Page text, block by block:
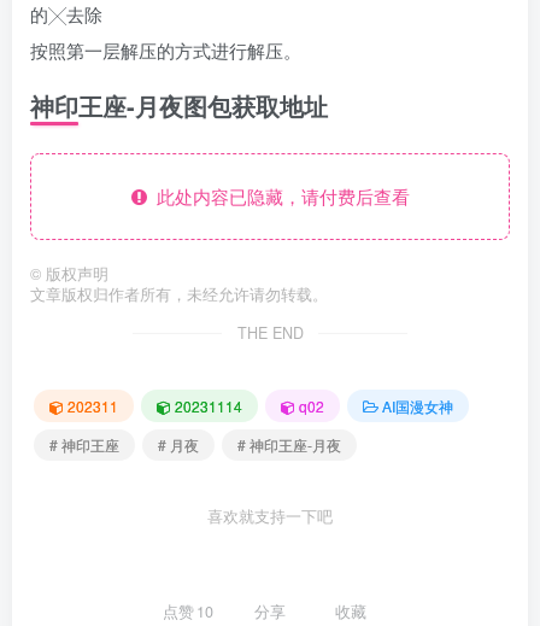
的╳去除
按照第一层解压的方式进行解压。
神印王座-月夜图包获取地址
此处内容已隐藏，请付费后查看
© 版权声明
文章版权归作者所有，未经允许请勿转载。
THE END
202311 20231114 q02
AI国漫女神
# 神印王座
# 月夜 # 神印王座-月夜
喜欢就支持一下吧
点赞10 分享 收藏